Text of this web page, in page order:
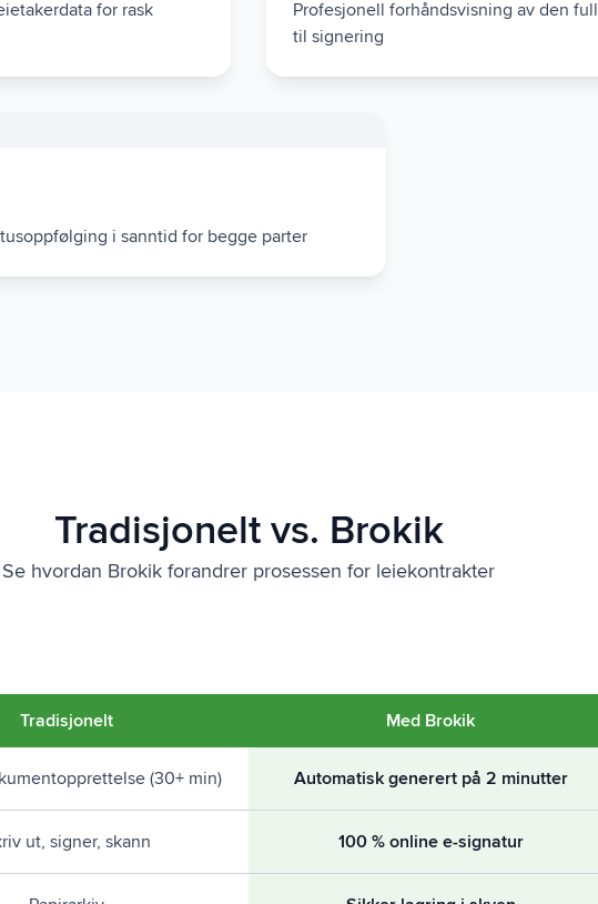
for rask
Profesjonell forhåndsvisning av den
til signering
i sanntid for begge parter
Tradisjonelt vs. Brokik
Se hvordan Brokik forandrer prosessen for leiekontrakter
Tradisjonelt Med Brokik
(30+ min) Automatisk generert på 2 minutter
ut, signer, skann 100 % online e-signatur